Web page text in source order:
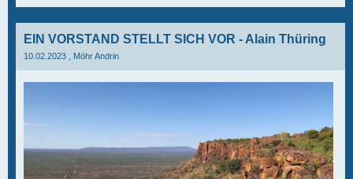
EIN VORSTAND STELLT SICH VOR - Alain Thüring
10.02.2023 , Möhr Andrin